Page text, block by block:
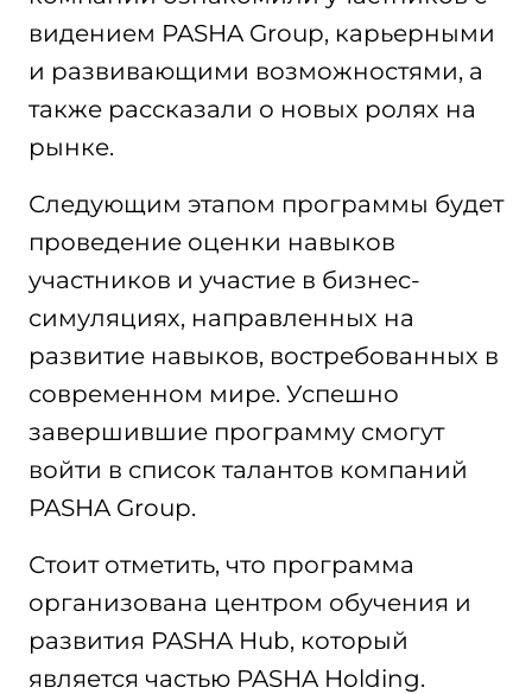
видением PASHA Group, карьерными
и развивающими возможностями, а
также рассказали о новых ролях на
рынке.
Следующим этапом программы будет
проведение оценки навыков
участников и участие в бизнес-
симуляциях, направленных на
развитие навыков, востребованных в
современном мире. Успешно
завершившие программу смогут
войти в список талантов компаний
PASHA Group.
Стоит отметить, что программа
организована центром обучения и
развития PASHA Hub, который
является частью PASHA Holding.